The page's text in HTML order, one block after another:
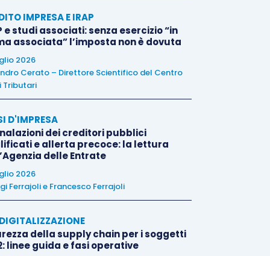
IMPRESA E IRAP
e studi associati: senza esercizio “in
associata” l’imposta non è dovuta
2026
Cerato – Direttore Scientifico del Centro
Tributari
D'IMPRESA
dei creditori pubblici
e allerta precoce: la lettura
delle Entrate
2026
Ferrajolie Francesco Ferrajoli
della supply chain per i soggetti
linee guida e fasi operative